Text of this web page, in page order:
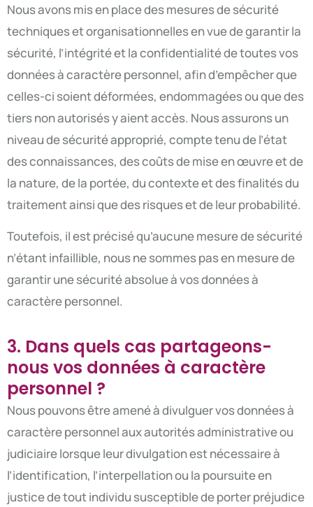
Nous avons mis en place des mesures de sécurité
techniques et organisationnelles en vue de garantir la
sécurité, l’intégrité et la confidentialité de toutes vos
données à caractère personnel, afin d’empêcher que
celles-ci soient déformées, endommagées ou que des
tiers non autorisés y aient accès. Nous assurons un
niveau de sécurité approprié, compte tenu de l’état
des connaissances, des coûts de mise en œuvre et de
la nature, de la portée, du contexte et des finalités du
traitement ainsi que des risques et de leur probabilité.
Toutefois, il est précisé qu’aucune mesure de sécurité
n’étant infaillible, nous ne sommes pas en mesure de
garantir une sécurité absolue à vos données à
caractère personnel.
3. Dans quels cas partageons-
nous vos données à caractère
personnel ?
Nous pouvons être amené à divulguer vos données à
caractère personnel aux autorités administrative ou
judiciaire lorsque leur divulgation est nécessaire à
l’identification, l’interpellation ou la poursuite en
justice de tout individu susceptible de porter préjudice